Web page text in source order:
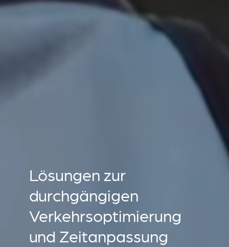
Lösungen zur
durchgängigen
Verkehrsoptimierung
und Zeitanpassung